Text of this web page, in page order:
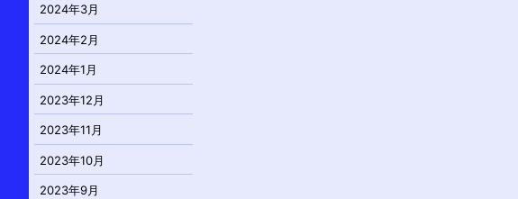
2024年3月
2024年2月
2024年1月
2023年12月
2023年11月
2023年10月
2023年9月